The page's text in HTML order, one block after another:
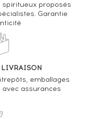
proposés
Garantie
LIVRAISON
emballages
assurances